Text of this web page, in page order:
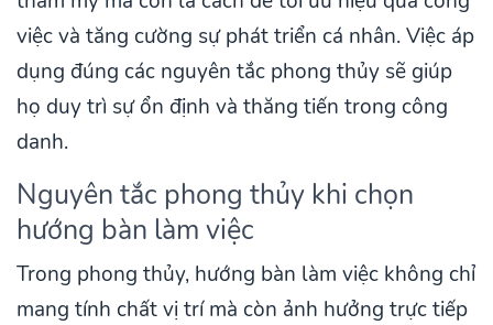
việc và tăng cường sự phát triển cá nhân. Việc áp
dụng đúng các nguyên tắc phong thủy sẽ giúp
họ duy trì sự ổn định và thăng tiến trong công
danh.
Nguyên tắc phong thủy khi chọn
hướng bàn làm việc
Trong phong thủy, hướng bàn làm việc không chỉ
mang tính chất vị trí mà còn ảnh hưởng trực tiếp